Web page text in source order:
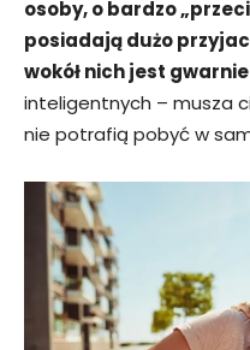
osoby, o bardzo
posiadają dużo
wokół nich jest
inteligentnych – musza
nie potrafią pobyć w